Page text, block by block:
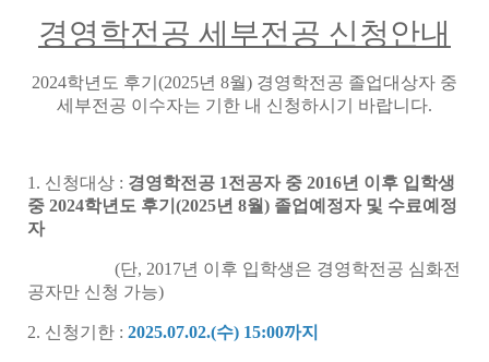
경영학전공 세부전공 신청안내
2024학년도 후기(2025년 8월) 경영학전공 졸업대상자 중
세부전공 이수자는 기한 내 신청하시기 바랍니다.
1. 신청대상 : 경영학전공 1전공자 중 2016년 이후 입학생
중 2024학년도 후기(2025년 8월) 졸업예정자 및 수료예정
자
(단, 2017년 이후 입학생은 경영학전공 심화전
공자만 신청 가능)
2. 신청기한 : 2025.07.02.(수) 15:00까지